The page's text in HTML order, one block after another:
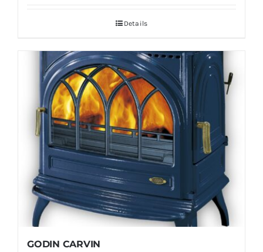
Details
GODIN CARVIN